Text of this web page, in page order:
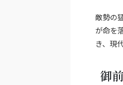
敵勢の
が命を
き、現
御